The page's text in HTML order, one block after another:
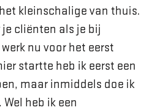
kleinschalige van thuis.
cliënten als je bij
nu voor het eerst
startte heb ik eerst een
maar inmiddels doe ik
heb ik een